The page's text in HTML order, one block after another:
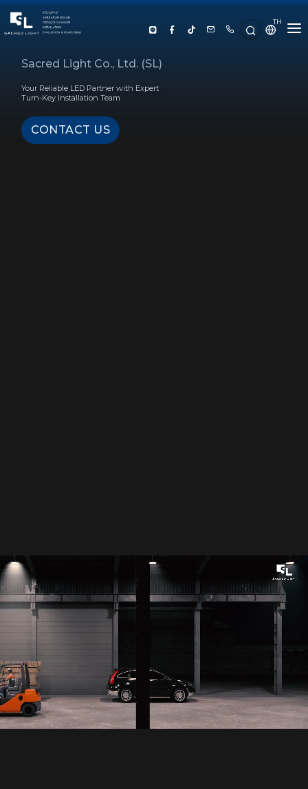
TH
HOME
ABOUT US
PRODUCT
Sacred Light Co., Ltd. (SL)
Your Reliable LED Partner with Expert
Turn-Key Installation Team
CONTACT US